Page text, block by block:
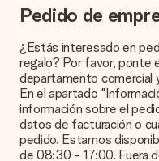
¿Cómo agrego una
¿Qué es exactamente
Al hacer clic en 'Tarjeta
puedes agregar la tarjeta
un mensaje personal en
sepa exactamente a
sorpresa.
¿Está envuelto mi
Actualmente, no
Pedido de
¿Estás interesado en
regalo? Por favor, ponte
departamento comercial
En el apartado
información sobre el
datos de facturación o
pedido. Estamos
de 08:30 - 17:00. Fuera